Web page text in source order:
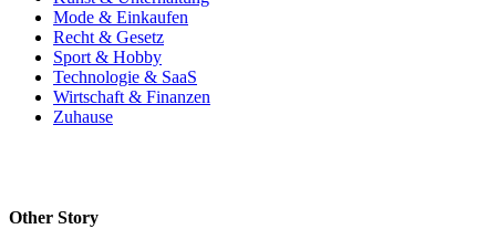
Mode & Einkaufen
Recht & Gesetz
Sport & Hobby
Technologie & SaaS
Wirtschaft & Finanzen
Zuhause
Other Story